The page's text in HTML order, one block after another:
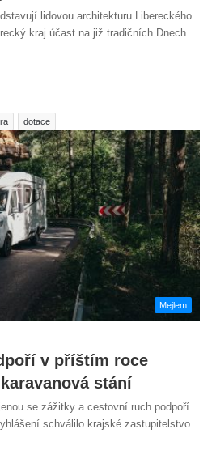
lidovou architekturu Libereckého
kraj účast na již tradičních Dnech
dotace
Mejlem
v příštím roce
stání
se zážitky a cestovní ruch podpoří
schválilo krajské zastupitelstvo.